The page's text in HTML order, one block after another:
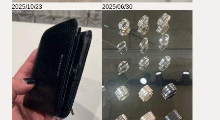
2025/10/23 2025/06/30